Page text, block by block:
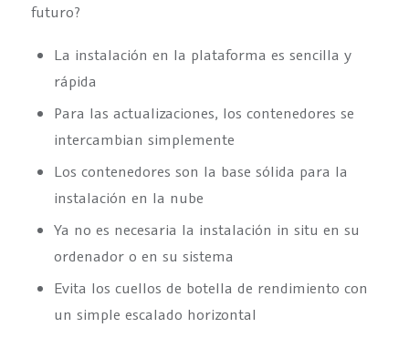
futuro?
La instalación en la plataforma es sencilla y
rápida
Para las actualizaciones, los contenedores se
intercambian simplemente
Los contenedores son la base sólida para la
instalación en la nube
Ya no es necesaria la instalación in situ en su
ordenador o en su sistema
Evita los cuellos de botella de rendimiento con
un simple escalado horizontal